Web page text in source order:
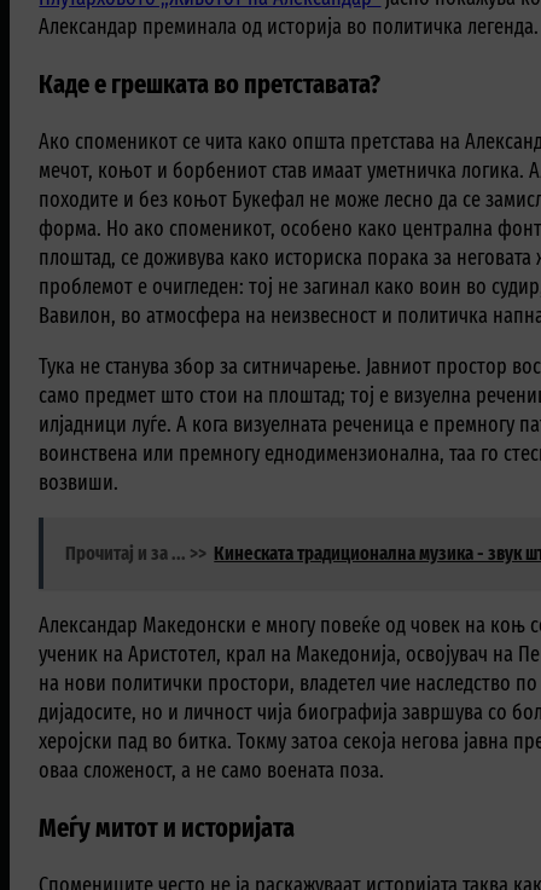
Александар преминала од историја во политичка легенда.
Каде е грешката во претставата?
Ако споменикот се чита како општа претстава на
мечот, коњот и борбениот став имаат уметничка логика.
походите и без коњот Букефал не може лесно да се
форма. Но ако споменикот, особено како централна
плоштад, се доживува како историска порака за
проблемот е очигледен: тој не загинал како воин во
Вавилон, во атмосфера на неизвесност и политичка
Тука не станува збор за ситничарење. Јавниот простор
само предмет што стои на плоштад; тој е визуелна
илјадници луѓе. А кога визуелната реченица е премногу
воинствена или премногу еднодимензионална, таа го
возвиши.
Прочитај и за ... >> Кинеската традиционална музика - звук
Александар Македонски е многу повеќе од човек на коњ
ученик на Аристотел, крал на Македонија, освојувач на
на нови политички простори, владетел чие наследство
дијадосите, но и личност чија биографија завршува со
херојски пад во битка. Токму затоа секоја негова јавна
оваа сложеност, а не само воената поза.
Меѓу митот и историјата